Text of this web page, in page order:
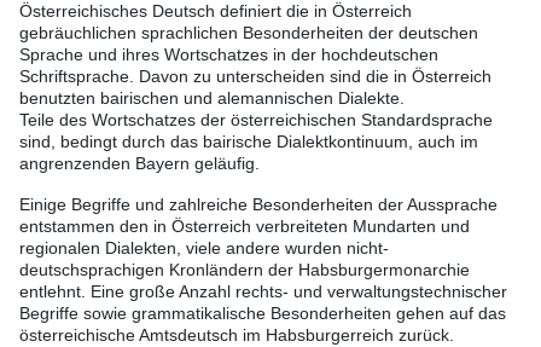
Österreichisches Deutsch definiert die in Österreich
gebräuchlichen sprachlichen Besonderheiten der deutschen
Sprache und ihres Wortschatzes in der hochdeutschen
Schriftsprache. Davon zu unterscheiden sind die in Österreich
benutzten bairischen und alemannischen Dialekte.
Teile des Wortschatzes der österreichischen Standardsprache
sind, bedingt durch das bairische Dialektkontinuum, auch im
angrenzenden Bayern geläufig.
Einige Begriffe und zahlreiche Besonderheiten der Aussprache
entstammen den in Österreich verbreiteten Mundarten und
regionalen Dialekten, viele andere wurden nicht-
deutschsprachigen Kronländern der Habsburgermonarchie
entlehnt. Eine große Anzahl rechts- und verwaltungstechnischer
Begriffe sowie grammatikalische Besonderheiten gehen auf das
österreichische Amtsdeutsch im Habsburgerreich zurück.